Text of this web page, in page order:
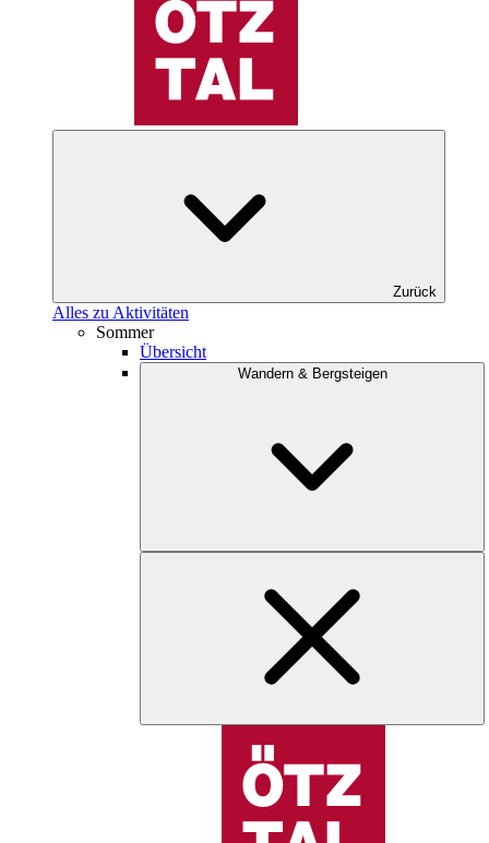
Zurück
Alles zu Aktivitäten
Sommer
Übersicht
Wandern & Bergsteigen